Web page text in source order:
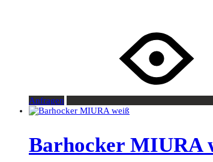
Anfragen
Barhocker MIURA